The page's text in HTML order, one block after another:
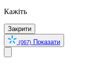
Кажіть
Закрити
(067) Показати